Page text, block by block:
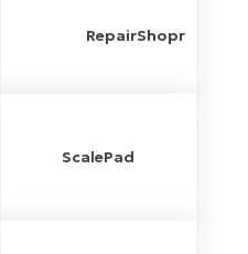
RepairShopr
ScalePad